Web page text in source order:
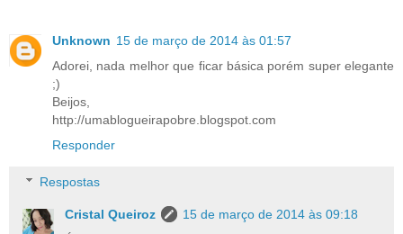
Unknown 15 de março de 2014 às 01:57
Adorei, nada melhor que ficar básica porém super elegante
;)
Beijos,
http://umablogueirapobre.blogspot.com
Responder
Respostas
Cristal Queiroz
15 de março de 2014 às 09:18